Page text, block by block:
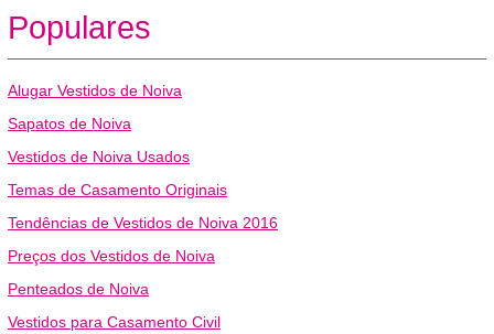
Populares
Alugar Vestidos de Noiva
Sapatos de Noiva
Vestidos de Noiva Usados
Temas de Casamento Originais
Tendências de Vestidos de Noiva 2016
Preços dos Vestidos de Noiva
Penteados de Noiva
Vestidos para Casamento Civil